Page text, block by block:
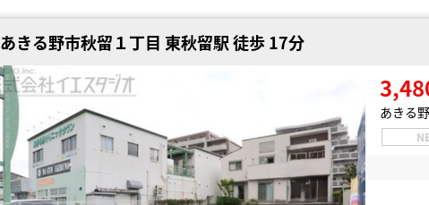
あきる野市秋留１丁目 東秋留駅 徒歩 17分
あきる